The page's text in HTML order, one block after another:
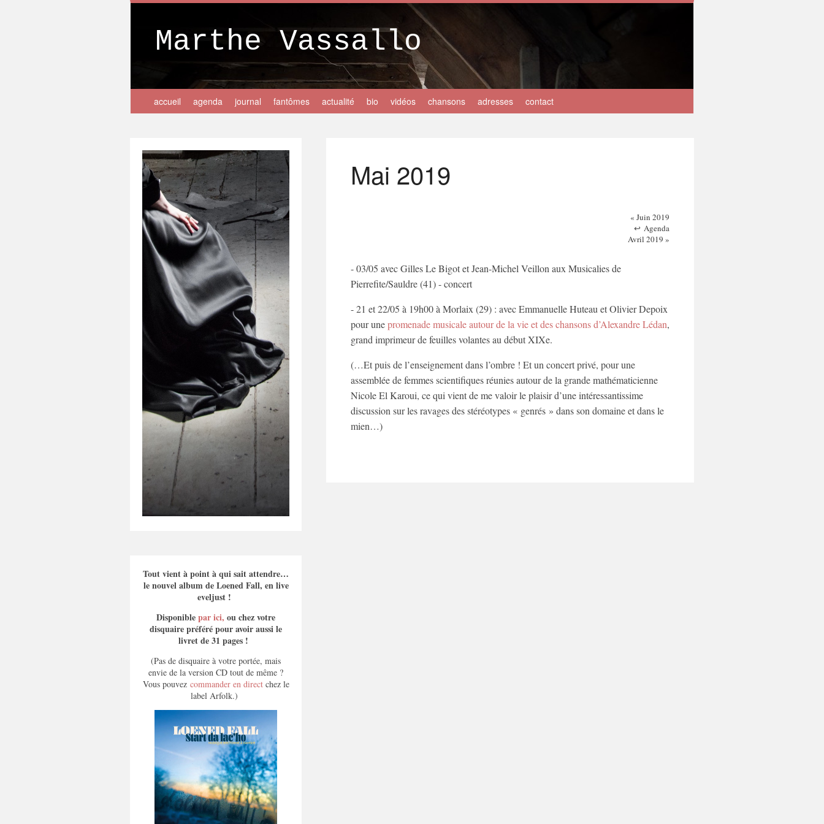
Marthe Vassallo
accueil agenda journal fantômes actualité bio vidéos chansons adresses contact
Tout vient à point à qui sait attendre…
le nouvel album de Loened Fall, en live
eveljust !
Disponiblepar ici, ou chez votre
disquaire préféré pour avoir aussi le
livret de 31 pages !
(Pas de disquaire à votre portée, mais
envie de la version CD tout de même ?
Vous pouvezcommander en directchez le
label Arfolk.)
Mai 2019
« Juin 2019
Agenda
Avril 2019 »
- 03/05 avec Gilles Le Bigot et Jean-Michel Veillon aux Musicalies de
Pierrefite/Sauldre (41) - concert
- 21 et 22/05 à 19h00 à Morlaix (29) : avec Emmanuelle Huteau et Olivier Depoix
pour unepromenade musicale autour de la vie et des chansons d’Alexandre Lédan,
grand imprimeur de feuilles volantes au début XIXe.
(…Et puis de l’enseignement dans l’ombre ! Et un concert privé, pour une
assemblée de femmes scientifiques réunies autour de la grande mathématicienne
Nicole El Karoui, ce qui vient de me valoir le plaisir d’une intéressantissime
discussion sur les ravages des stéréotypes « genrés » dans son domaine et dans le
mien…)